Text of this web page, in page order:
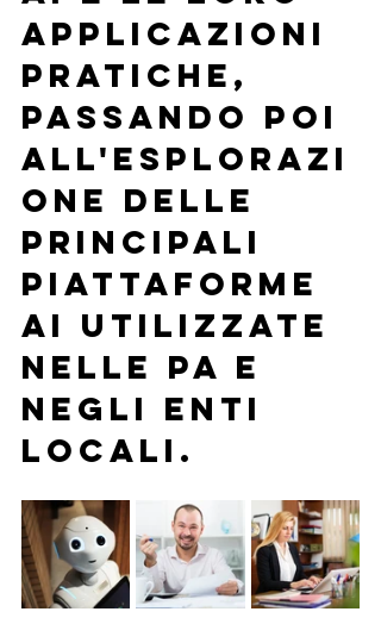
applicazioni
pratiche,
passando poi
all'esplorazi
one delle
principali
piattaforme
AI utilizzate
nelle PA e
negli Enti
Locali.